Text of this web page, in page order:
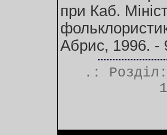
при Каб.
Абрис, 1996. -
.: